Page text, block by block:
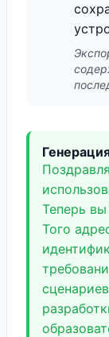
Теперь
Того